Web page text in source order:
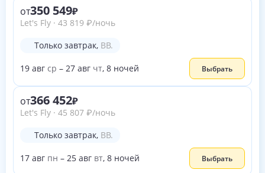
от350 549
Let's Fly · 43 819 ₽/ночь
Только завтрак, BB.
19 авг ср – 27 авг чт, 8 ночей Выбрать
от366 452
Let's Fly · 45 807 ₽/ночь
Только завтрак, BB.
17 авг пн – 25 авг вт, 8 ночей Выбрать